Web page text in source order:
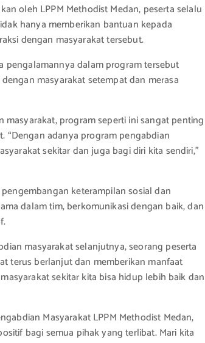
oleh LPPM Methodist Medan, peserta selalu
hanya memberikan bantuan kepada
dengan masyarakat tersebut.
pengalamannya dalam program tersebut
masyarakat setempat dan merasa
program seperti ini sangat penting
“Dengan adanya program pengabdian
sekitar dan juga bagi diri kita sendiri,”
keterampilan sosial dan
dalam tim, berkomunikasi dengan baik, dan
masyarakat selanjutnya, seorang peserta
terus berlanjut dan memberikan manfaat
sekitar kita bisa hidup lebih baik dan
Masyarakat LPPM Methodist Medan,
bagi semua pihak yang terlibat. Mari kita